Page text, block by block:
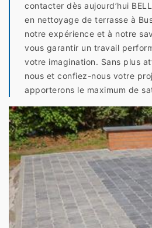
contacter dès aujourd’hui
en nettoyage de terrasse à
notre expérience et à notre
vous garantir un travail
votre imagination. Sans plus
nous et confiez-nous votre
apporterons le maximum de